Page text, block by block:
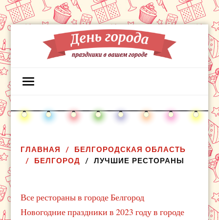
ГЛАВНАЯ
БЕЛГОРОДСКАЯ ОБЛАСТЬ
БЕЛГОРОД
ЛУЧШИЕ РЕСТОРАНЫ
Все рестораны в городе Белгород
Новогодние праздники в 2023 году в городе